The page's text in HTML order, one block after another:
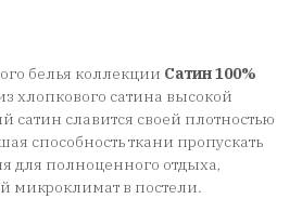
белья коллекции Сатин 100%
хлопкового сатина высокой
сатин славится своей плотностью
способность ткани пропускать
для полноценного отдыха,
микроклимат в постели.